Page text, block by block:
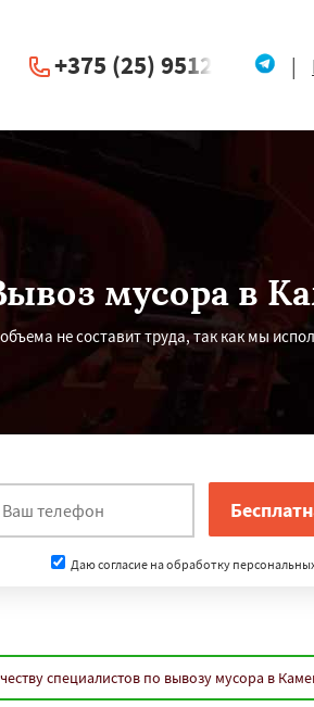
+375 (25) 951234 |
мусора в
не составит труда, так как мы
Даю согласие на обработку
специалистов по вывозу мусора в